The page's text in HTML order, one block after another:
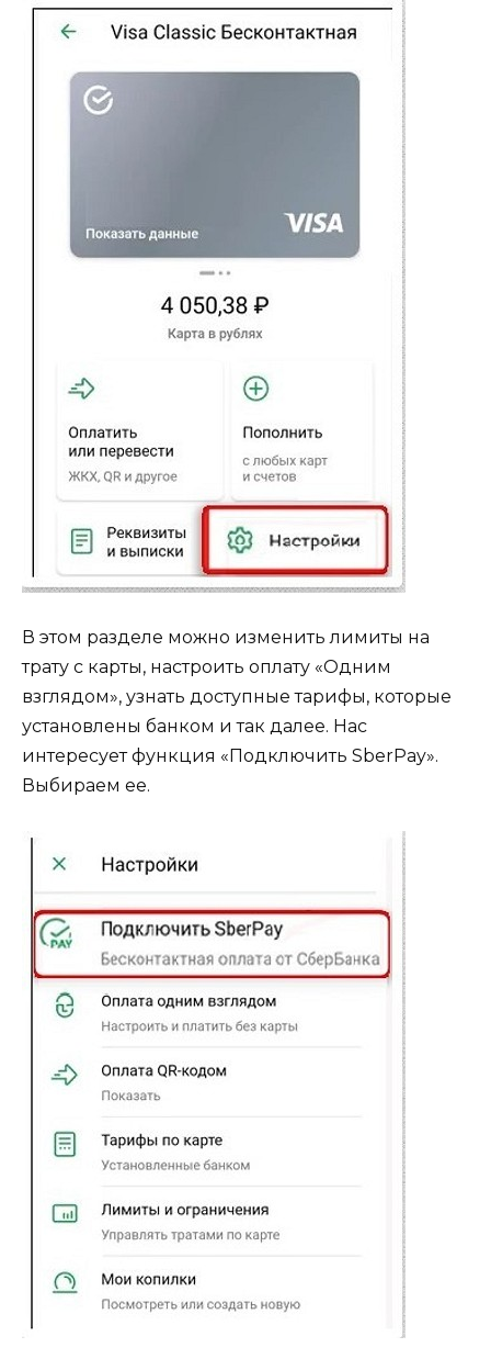
В этом разделе можно изменить лимиты на
трату с карты, настроить оплату «Одним
взглядом», узнать доступные тарифы, которые
установлены банком и так далее. Нас
интересует функция «Подключить SberPay».
Выбираем ее.